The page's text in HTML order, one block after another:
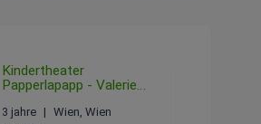
Kindertheater
Papperlapapp - Valerie
Schaukel
3 jahre Wien, Wien